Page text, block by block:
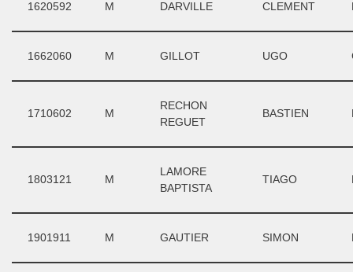
1620592 M DARVILLE CLEMENT
1662060 M GILLOT UGO
1710602 M
RECHON
REGUET
BASTIEN
1803121 M
LAMORE
BAPTISTA
TIAGO
1901911 M GAUTIER SIMON